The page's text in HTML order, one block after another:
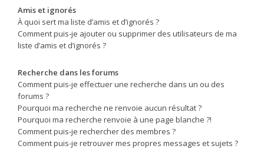
Amis et ignorés
À quoi sert ma liste d’amis et d’ignorés ?
Comment puis-je ajouter ou supprimer des utilisateurs de ma
liste d’amis et d’ignorés ?
Recherche dans les forums
Comment puis-je effectuer une recherche dans un ou des
forums ?
Pourquoi ma recherche ne renvoie aucun résultat ?
Pourquoi ma recherche renvoie à une page blanche ?!
Comment puis-je rechercher des membres ?
Comment puis-je retrouver mes propres messages et sujets ?